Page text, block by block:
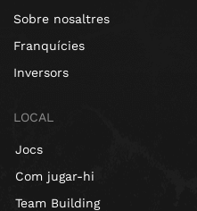
Sobre nosaltres
Franquícies
Inversors
LOCAL
Jocs
Com jugar-hi
Team Building